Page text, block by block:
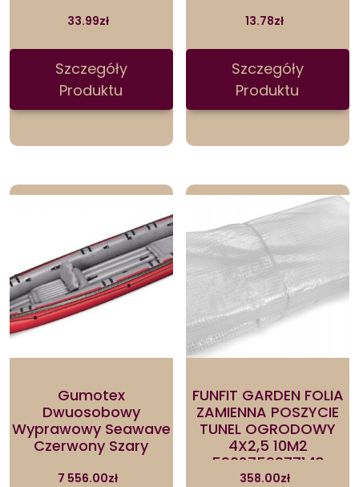
33.99zł
Szczegóły
Produktu
13.78zł
Szczegóły
Produktu
Gumotex
Dwuosobowy
Wyprawowy Seawave
Czerwony Szary
7 556.00zł
FUNFIT GARDEN FOLIA
ZAMIENNA POSZYCIE
TUNEL OGRODOWY
4X2,5 10M2
5902759977143
358.00zł